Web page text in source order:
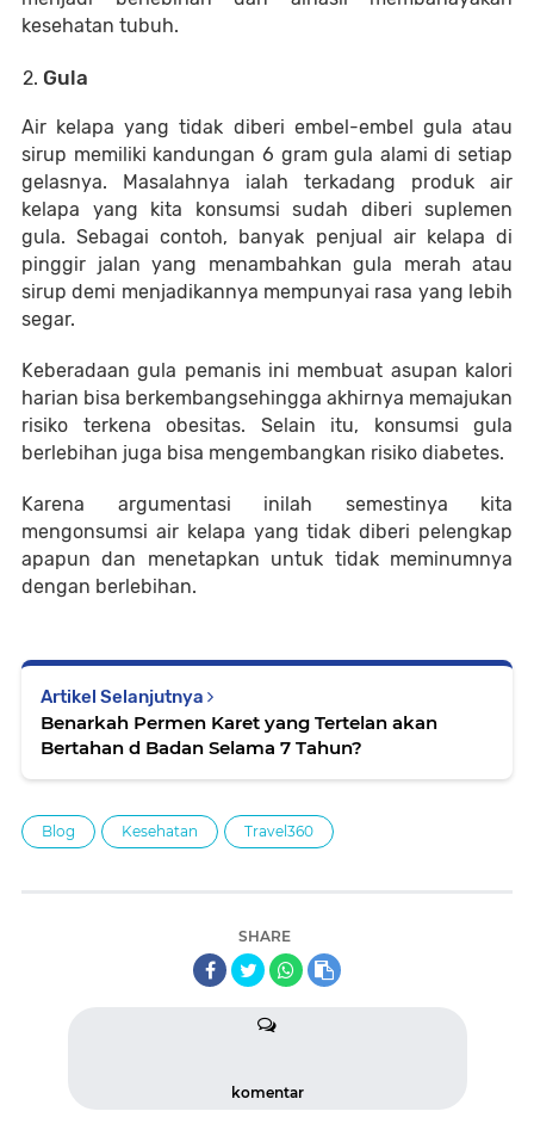
kesehatan tubuh.
Gula
Air kelapa yang tidak diberi embel-embel gula atau
sirup memiliki kandungan 6 gram gula alami di setiap
gelasnya. Masalahnya ialah terkadang produk air
kelapa yang kita konsumsi sudah diberi suplemen
gula. Sebagai contoh, banyak penjual air kelapa di
pinggir jalan yang menambahkan gula merah atau
sirup demi menjadikannya mempunyai rasa yang lebih
segar.
Keberadaan gula pemanis ini membuat asupan kalori
harian bisa berkembangsehingga akhirnya memajukan
risiko terkena obesitas. Selain itu, konsumsi gula
berlebihan juga bisa mengembangkan risiko diabetes.
Karena argumentasi inilah semestinya kita
mengonsumsi air kelapa yang tidak diberi pelengkap
apapun dan menetapkan untuk tidak meminumnya
dengan berlebihan.
Artikel Selanjutnya
Benarkah Permen Karet yang Tertelan akan
Bertahan d Badan Selama 7 Tahun?
Blog Kesehatan Travel360
SHARE
komentar